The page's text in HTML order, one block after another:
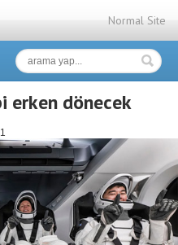
Normal Site
erken dönecek